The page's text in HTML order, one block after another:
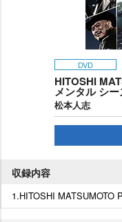
DVD
HITOSHI
メンタル シ
松本人志
収録内容
1.HITOSHI MATSUMOTO